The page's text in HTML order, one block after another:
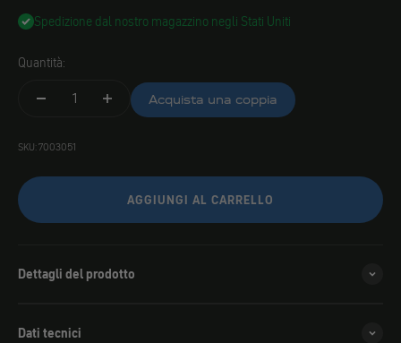
Spedizione dal nostro magazzino negli Stati Uniti
Quantità:
Acquista una coppia
SKU: 7003051
AGGIUNGI AL CARRELLO
Dettagli del prodotto
Dati tecnici